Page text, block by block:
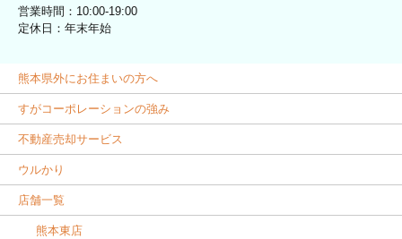
営業時間：10:00-19:00
定休日：年末年始
熊本県外にお住まいの方へ
すがコーポレーションの強み
不動産売却サービス
ウルかり
店舗一覧
熊本東店